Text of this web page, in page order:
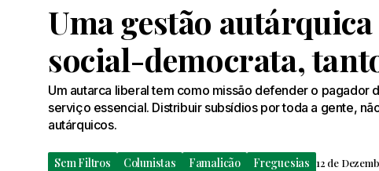
Uma gestão
social-democrata,
Um autarca liberal tem como missão defender o pagador
serviço essencial. Distribuir subsídios por toda a gente,
autárquicos.
Sem Filtros Colunistas Famalicão Freguesias 12 de